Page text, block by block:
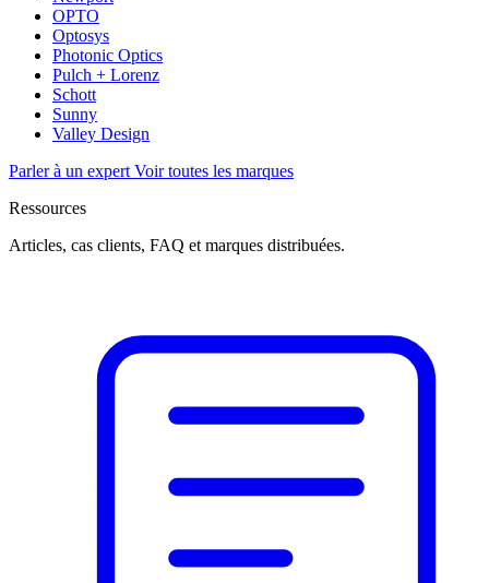
OPTO
Optosys
Photonic Optics
Pulch + Lorenz
Schott
Sunny
Valley Design
Parler à un expert Voir toutes les marques
Ressources
Articles, cas clients, FAQ et marques distribuées.